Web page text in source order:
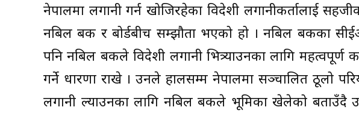
नेपालमा लगानी गर्न खोजिरहेका विदेशी लगानीकर्तालाई
नबिल बैंक र बोर्डबीच सम्झौता भएको हो । नबिल बैंकका
पनि नबिल बैंकले विदेशी लगानी भित्र्याउनका लागि
गर्ने धारणा राखे । उनले हालसम्म नेपालमा सञ्चालित ठूलो
लगानी ल्याउनका लागि नबिल बैंकले भूमिका खेलेको